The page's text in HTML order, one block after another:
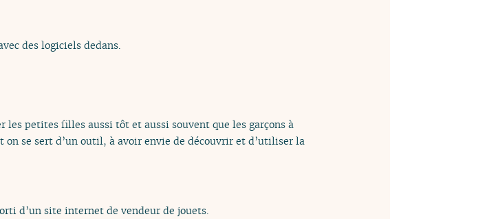
des logiciels dedans.
les petites filles aussi tôt et aussi souvent que les garçons à
se sert d’un outil, à avoir envie de découvrir et d’utiliser la
d’un site internet de vendeur de jouets.